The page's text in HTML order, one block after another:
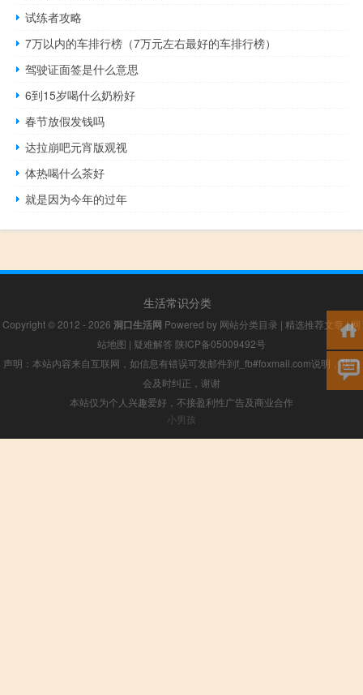
试练者攻略
7万以内的车排行榜（7万元左右最好的车排行榜）
驾驶证面签是什么意思
6到15岁喝什么奶粉好
春节放假发钱吗
达拉崩吧元宵版观视
体热喝什么茶好
就是因为今年的过年
生活常识分类
Copyright © 2012 - 2026 洞口生活网 Powered by 网站分类目录 | 精选推荐文章|网
站地图 | 疑难解答 陕ICP备05009492号
声明：本站内容来自互联网，如信息有错误可发邮件到f_fb#foxmail.com说明，我们
会及时纠正，谢谢
本站仅为个人兴趣爱好，不接盈利性广告及商业合作
小男孩